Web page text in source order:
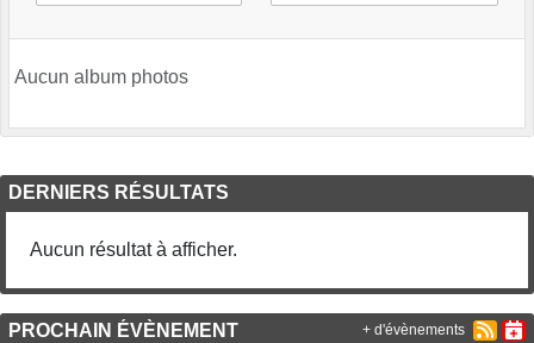
Aucun album photos
DERNIERS RÉSULTATS
Aucun résultat à afficher.
PROCHAIN ÉVÈNEMENT + d'évènements